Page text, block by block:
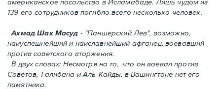
139 его сотрудников погиблo всего несколько человек.
Ахмад Шах Масуд - "Паншерский Лев", возможно,
наиуспешнейший и наиславнейший афганец, воевавший
против советского вторжения.
В двух словах: Hесмотря на то, что он воевал против
Советов, Талибана и Аль-Кайды, в Вашингтоне нет его
памятника.